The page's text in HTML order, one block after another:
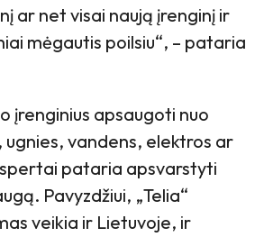
ar net visai naują įrenginį ir
mėgautis poilsiu“, – pataria
įrenginius apsaugoti nuo
ugnies, vandens, elektros ar
pataria apsvarstyti
Pavyzdžiui, „Telia“
veikia ir Lietuvoje, ir